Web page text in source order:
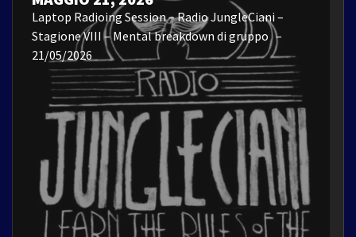
Laptop Radioing Session – Radio JungleCiani –
Stagione VIII – Mental breakdown di gruppo –
21/05/2026